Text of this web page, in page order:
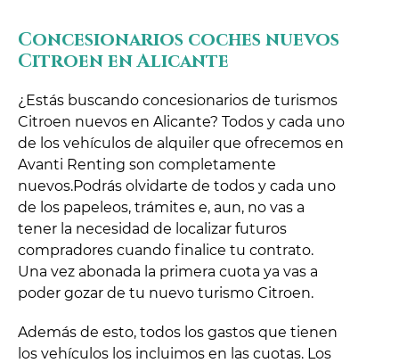
Concesionarios coches nuevos
Citroen en Alicante
¿Estás buscando concesionarios de turismos
Citroen nuevos en Alicante? Todos y cada uno
de los vehículos de alquiler que ofrecemos en
Avanti Renting son completamente
nuevos.Podrás olvidarte de todos y cada uno
de los papeleos, trámites e, aun, no vas a
tener la necesidad de localizar futuros
compradores cuando finalice tu contrato.
Una vez abonada la primera cuota ya vas a
poder gozar de tu nuevo turismo Citroen.
Además de esto, todos los gastos que tienen
los vehículos los incluimos en las cuotas. Los